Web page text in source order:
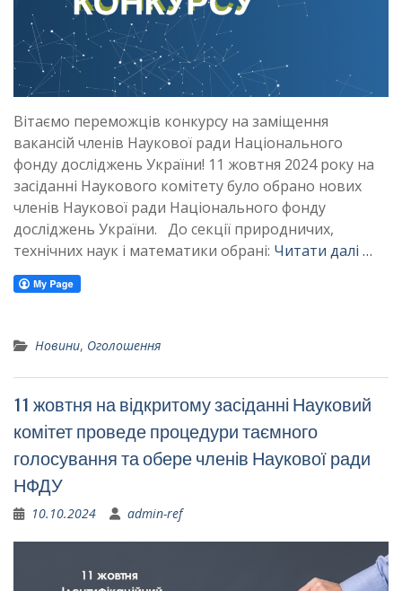
Вітаємо переможців конкурсу на заміщення
вакансій членів Наукової ради Національного
фонду досліджень України! 11 жовтня 2024 року на
засіданні Наукового комітету було обрано нових
членів Наукової ради Національного фонду
досліджень України. До секції природничих,
технічних наук і математики обрані: Читати далі …
Новини, Оголошення
11 жовтня на відкритому засіданні Науковий
комітет проведе процедури таємного
голосування та обере членів Наукової ради
НФДУ
10.10.2024 admin-ref